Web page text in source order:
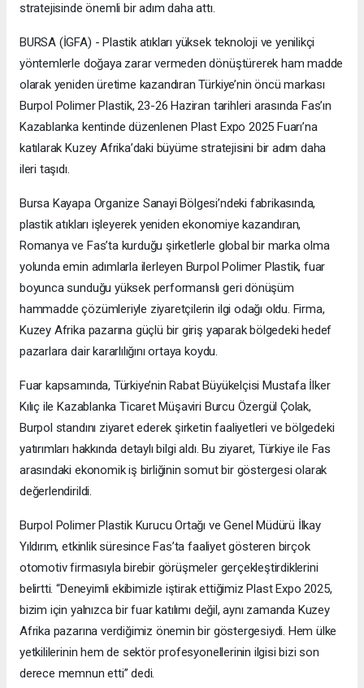
stratejisinde önemli bir adım daha attı.
BURSA (İGFA) - Plastik atıkları yüksek teknoloji ve yenilikçi
yöntemlerle doğaya zarar vermeden dönüştürerek ham madde
olarak yeniden üretime kazandıran Türkiye’nin öncü markası
Burpol Polimer Plastik, 23-26 Haziran tarihleri arasında Fas’ın
Kazablanka kentinde düzenlenen Plast Expo 2025 Fuarı’na
katılarak Kuzey Afrika’daki büyüme stratejisini bir adım daha
ileri taşıdı.
Bursa Kayapa Organize Sanayi Bölgesi’ndeki fabrikasında,
plastik atıkları işleyerek yeniden ekonomiye kazandıran,
Romanya ve Fas’ta kurduğu şirketlerle global bir marka olma
yolunda emin adımlarla ilerleyen Burpol Polimer Plastik, fuar
boyunca sunduğu yüksek performanslı geri dönüşüm
hammadde çözümleriyle ziyaretçilerin ilgi odağı oldu. Firma,
Kuzey Afrika pazarına güçlü bir giriş yaparak bölgedeki hedef
pazarlara dair kararlılığını ortaya koydu.
Fuar kapsamında, Türkiye’nin Rabat Büyükelçisi Mustafa İlker
Kılıç ile Kazablanka Ticaret Müşaviri Burcu Özergül Çolak,
Burpol standını ziyaret ederek şirketin faaliyetleri ve bölgedeki
yatırımları hakkında detaylı bilgi aldı. Bu ziyaret, Türkiye ile Fas
arasındaki ekonomik iş birliğinin somut bir göstergesi olarak
değerlendirildi.
Burpol Polimer Plastik Kurucu Ortağı ve Genel Müdürü İlkay
Yıldırım, etkinlik süresince Fas’ta faaliyet gösteren birçok
otomotiv firmasıyla birebir görüşmeler gerçekleştirdiklerini
belirtti. “Deneyimli ekibimizle iştirak ettiğimiz Plast Expo 2025,
bizim için yalnızca bir fuar katılımı değil, aynı zamanda Kuzey
Afrika pazarına verdiğimiz önemin bir göstergesiydi. Hem ülke
yetkililerinin hem de sektör profesyonellerinin ilgisi bizi son
derece memnun etti” dedi.